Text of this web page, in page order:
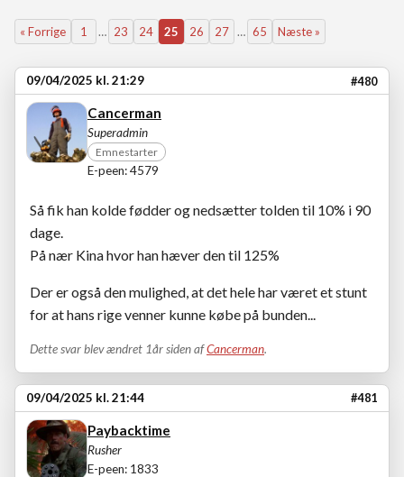
« Forrige 1 … 23 24 25 26 27 … 65 Næste »
09/04/2025 kl. 21:29 #480
Cancerman
Superadmin
Emnestarter
E-peen: 4579
Så fik han kolde fødder og nedsætter tolden til 10% i 90
dage.
På nær Kina hvor han hæver den til 125%
Der er også den mulighed, at det hele har været et stunt
for at hans rige venner kunne købe på bunden...
Dette svar blev ændret 1år siden afCancerman.
09/04/2025 kl. 21:44 #481
Paybacktime
Rusher
E-peen: 1833